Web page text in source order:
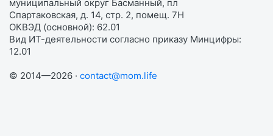
муниципальный округ Басманный, пл
Спартаковская, д. 14, стр. 2, помещ. 7Н
ОКВЭД (основной): 62.01
Вид ИТ-деятельности согласно приказу Минцифры:
12.01
© 2014—2026 · contact@mom.life